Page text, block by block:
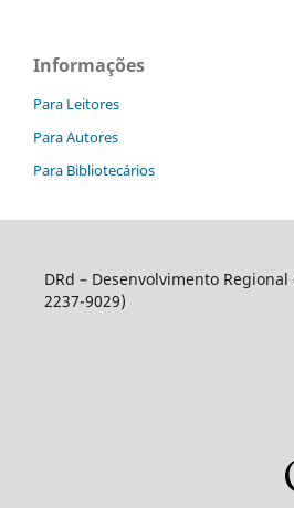
Informações
Para Leitores
Para Autores
Para Bibliotecários
DRd – Desenvolvimento
2237-9029)